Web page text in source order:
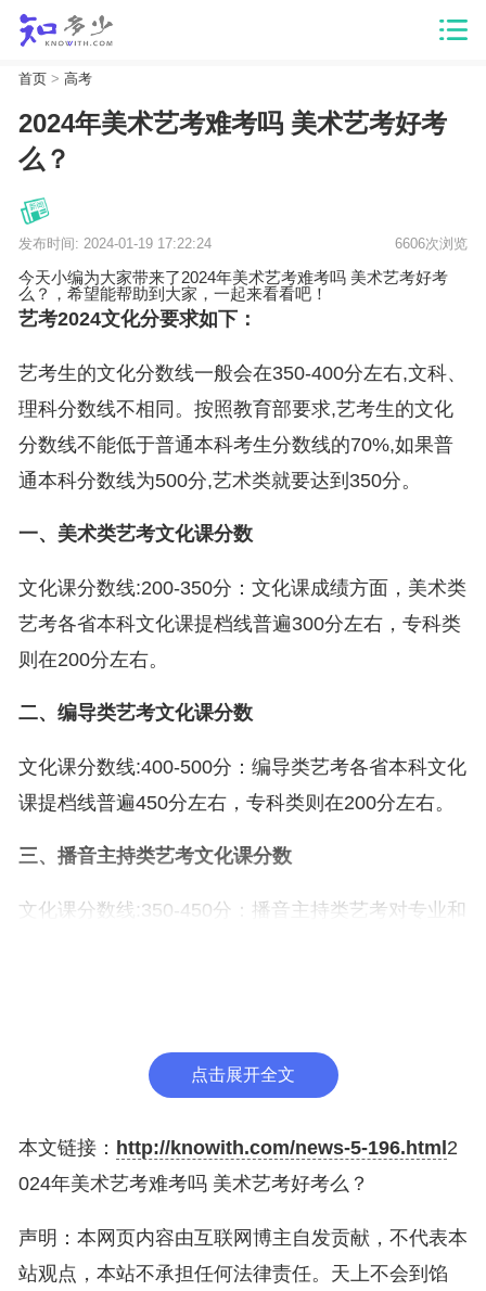
首页> 高考
2024年美术艺考难考吗 美术艺考好考
么？
发布时间: 2024-01-19 17:22:24 6606次浏览
今天小编为大家带来了2024年美术艺考难考吗 美术艺考好考
么？，希望能帮助到大家，一起来看看吧！
艺考2024文化分要求如下：
艺考生的文化分数线一般会在350-400分左右,文科、
理科分数线不相同。按照教育部要求,艺考生的文化
分数线不能低于普通本科考生分数线的70%,如果普
通本科分数线为500分,艺术类就要达到350分。
一、美术类艺考文化课分数
文化课分数线:200-350分：文化课成绩方面，美术类
艺考各省本科文化课提档线普遍300分左右，专科类
则在200分左右。
二、编导类艺考文化课分数
文化课分数线:400-500分：编导类艺考各省本科文化
课提档线普遍450分左右，专科类则在200分左右。
三、播音主持类艺考文化课分数
文化课分数线:350-450分：播音主持类艺考对专业和
艺考分数是由文化课成绩和专业成绩按一定的比例计
譬如:部分学校是按照文化分+专业分录取，两者的分
数各占一半但也有的学校是文化分占据百分之四十，
而专业分则是百分之六十;此外也有学校需要文化课
达到控制线，按专业课排名由高到低录取。具体需参
点击展开全文
本文链接： http://knowith.com/news-5-196.html 2
024年美术艺考难考吗 美术艺考好考么？
声明：本网页内容由互联网博主自发贡献，不代表本
站观点，本站不承担任何法律责任。天上不会到馅